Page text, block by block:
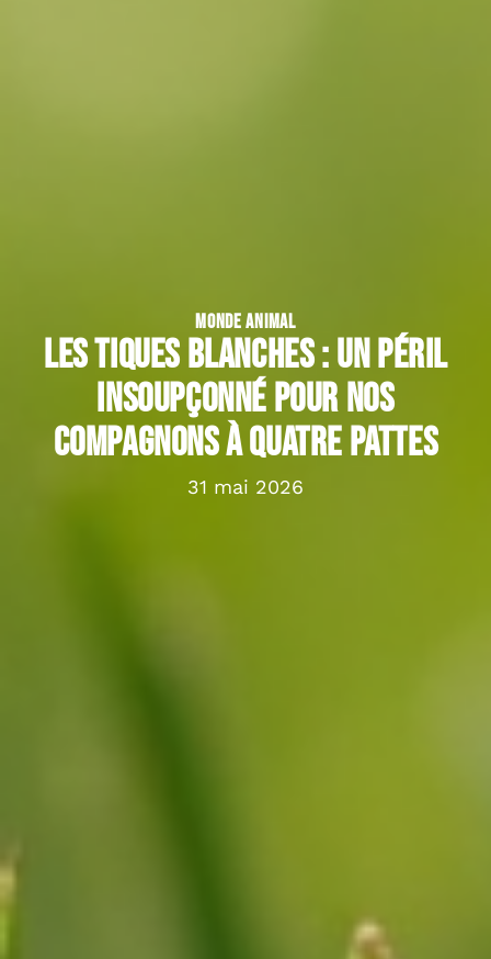
MONDE ANIMAL
Les tiques blanches : un péril
insoupçonné pour nos
compagnons à quatre pattes
31 mai 2026